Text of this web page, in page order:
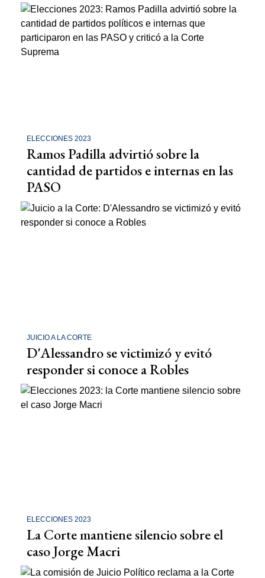
ELECCIONES 2023
Ramos Padilla advirtió sobre la
cantidad de partidos e internas en las
PASO
JUICIO A LA CORTE
D'Alessandro se victimizó y evitó
responder si conoce a Robles
ELECCIONES 2023
La Corte mantiene silencio sobre el
caso Jorge Macri